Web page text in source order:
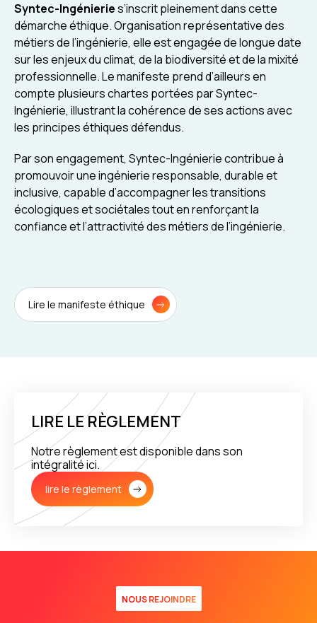
Syntec-Ingénieries’inscrit pleinement dans cette
démarche éthique. Organisation représentative des
métiers de l’ingénierie, elle est engagée de longue date
sur les enjeux du climat, de la biodiversité et de la mixité
professionnelle. Le manifeste prend d’ailleurs en
compte plusieurs chartes portées par Syntec-
Ingénierie, illustrant la cohérence de ses actions avec
les principes éthiques défendus.
Par son engagement, Syntec-Ingénierie contribue à
promouvoir une ingénierie responsable, durable et
inclusive, capable d’accompagner les transitions
écologiques et sociétales tout en renforçant la
confiance et l’attractivité des métiers de l’ingénierie.
Lire le manifeste éthique
LIRE LE RÈGLEMENT
Notre règlement est disponible dans son
intégralité ici.
lire le règlement
NOUS REJOINDRE